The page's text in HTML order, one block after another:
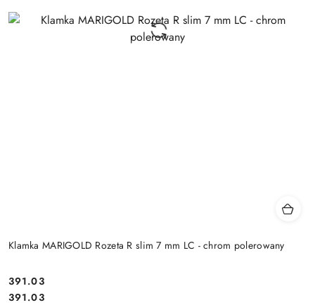
Klamka MARIGOLD Rozeta R slim 7 mm LC - chrom polerowany
Cena:
391.03
Cena:
391.03